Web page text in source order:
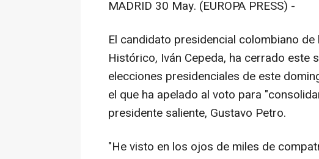
MADRID 30 May. (EUROPA PRESS) -
El candidato presidencial colombiano
Histórico, Iván Cepeda, ha cerrado este
elecciones presidenciales de este
el que ha apelado al voto para
presidente saliente, Gustavo Petro.
"He visto en los ojos de miles de